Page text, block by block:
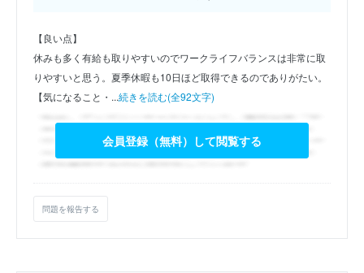
【良い点】
休みも多く有給も取りやすいのでワークライフバランスは非常に取
りやすいと思う。夏季休暇も10日ほど取得できるのでありがたい。
【気になること・...続きを読む(全92文字)
会員登録（無料）して閲覧する
問題を報告する